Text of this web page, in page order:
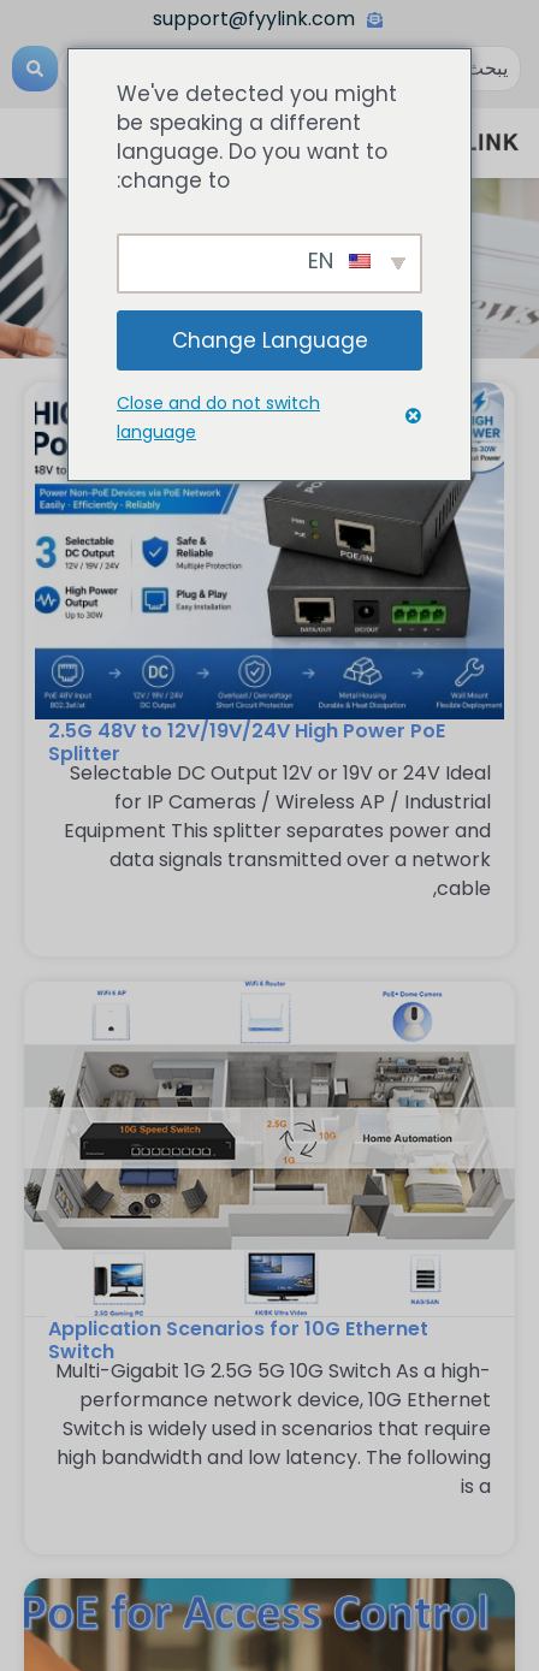
support@fyylink.com
أخبار
2.5G 48V to 12V/19V/24V High Power PoE
Splitter
Selectable DC Output 12V or 19V or 24V Ideal
for IP Cameras / Wireless AP / Industrial
Equipment This splitter separates power and
data signals transmitted over a network
cable,
Application Scenarios for 10G Ethernet
Switch
Multi-Gigabit 1G 2.5G 5G 10G Switch As a high-
performance network device, 10G Ethernet
Switch is widely used in scenarios that require
high bandwidth and low latency. The following
is a
We've detected you might
be speaking a different
language. Do you want to
change to:
Change Language
Close and do not switch
language